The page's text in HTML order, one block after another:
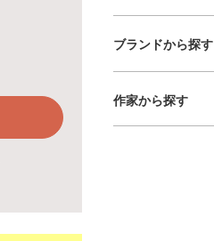
ブランドから探す
作家から探す